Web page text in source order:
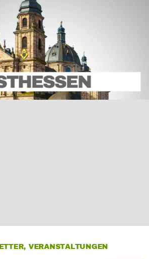
VERANSTALTUNGEN